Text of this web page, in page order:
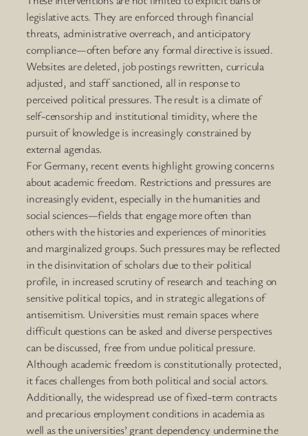
legislative acts. They are enforced through financial
threats, administrative overreach, and anticipatory
compliance—often before any formal directive is issued.
Websites are deleted, job postings rewritten, curricula
adjusted, and staff sanctioned, all in response to
perceived political pressures. The result is a climate of
self-censorship and institutional timidity, where the
pursuit of knowledge is increasingly constrained by
external agendas.
For Germany, recent events highlight growing concerns
about academic freedom. Restrictions and pressures are
increasingly evident, especially in the humanities and
social sciences—fields that engage more often than
others with the histories and experiences of minorities
and marginalized groups. Such pressures may be reflected
in the disinvitation of scholars due to their political
profile, in increased scrutiny of research and teaching on
sensitive political topics, and in strategic allegations of
antisemitism. Universities must remain spaces where
difficult questions can be asked and diverse perspectives
can be discussed, free from undue political pressure.
Although academic freedom is constitutionally protected,
it faces challenges from both political and social actors.
Additionally, the widespread use of fixed-term contracts
and precarious employment conditions in academia as
well as the universities’ grant dependency undermine the